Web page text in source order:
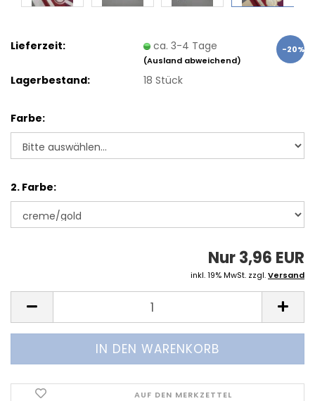
-20%
Lieferzeit: ca. 3-4 Tage
(Ausland abweichend)
Lagerbestand: 18Stück
Farbe:
2. Farbe:
Nur 3,96 EUR
inkl. 19% MwSt. zzgl.Versand
AUF DEN MERKZETTEL